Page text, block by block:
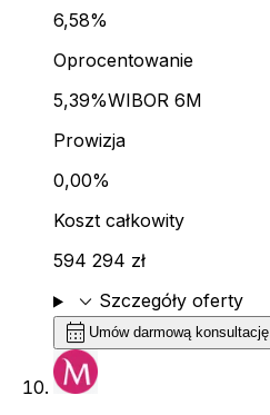
6,58%
Oprocentowanie
5,39%WIBOR 6M
Prowizja
0,00%
Koszt całkowity
594 294 zł
expand_more Szczegóły oferty
calendar_month Umów darmową konsultację